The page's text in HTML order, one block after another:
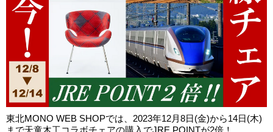
東北MONO WEB SHOPでは、2023年12月8日(金)から14日(木)